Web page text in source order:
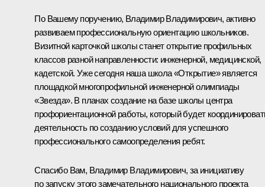
По Вашему поручению, Владимир Владимирович, активно
развиваем профессиональную ориентацию школьников.
Визитной карточкой школы станет открытие профильных
классов разной направленности: инженерной, медицинской,
кадетской. Уже сегодня наша школа «Открытие» является
площадкой многопрофильной инженерной олимпиады
«Звезда». В планах создание на базе школы центра
профориентационной работы, который будет
деятельность по созданию условий для успешного
профессионального самоопределения ребят.
Спасибо Вам, Владимир Владимирович, за инициативу
по запуску этого замечательного национального проекта